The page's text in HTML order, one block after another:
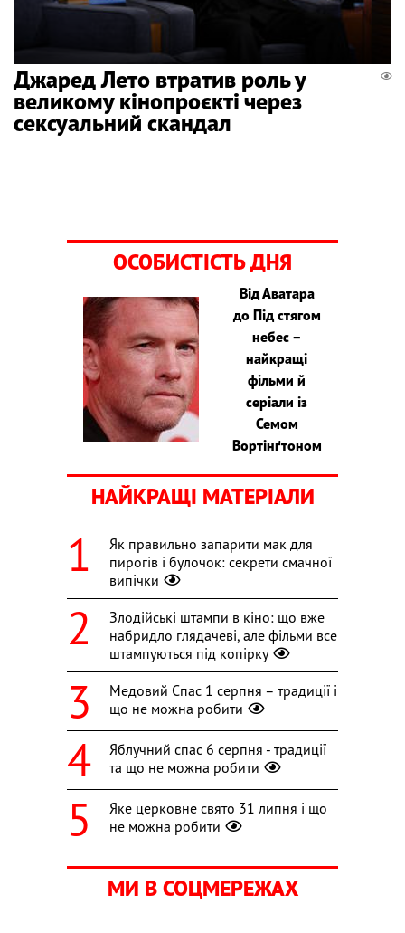
Джаред Лето втратив роль у
великому кінопроєкті через
сексуальний скандал
ОСОБИСТІСТЬ ДНЯ
Від Аватара
до Під стягом
небес –
найкращі
фільми й
серіали із
Семом
Вортінґтоном
НАЙКРАЩІ МАТЕРІАЛИ
Як правильно запарити мак для
пирогів і булочок: секрети смачної
випічки
Злодійські штампи в кіно: що вже
набридло глядачеві, але фільми все
штампуються під копірку
Медовий Спас 1 серпня – традиції і
що не можна робити
Яблучний спас 6 серпня - традиції
та що не можна робити
Яке церковне свято 31 липня і що
не можна робити
МИ В СОЦМЕРЕЖАХ